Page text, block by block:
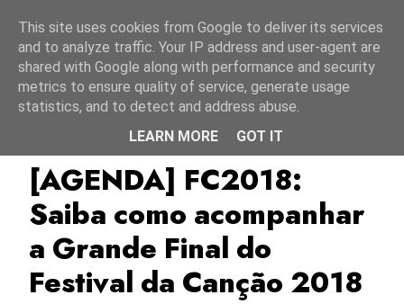
FC2018 Festival Da Canção 2018
[AGENDA] FC2018:
Saiba como acompanhar
a Grande Final do
Festival da Canção 2018
This site uses cookies from Google to deliver its services
and to analyze traffic. Your IP address and user-agent are
shared with Google along with performance and security
metrics to ensure quality of service, generate usage
statistics, and to detect and address abuse.
LEARN MORE
GOT IT